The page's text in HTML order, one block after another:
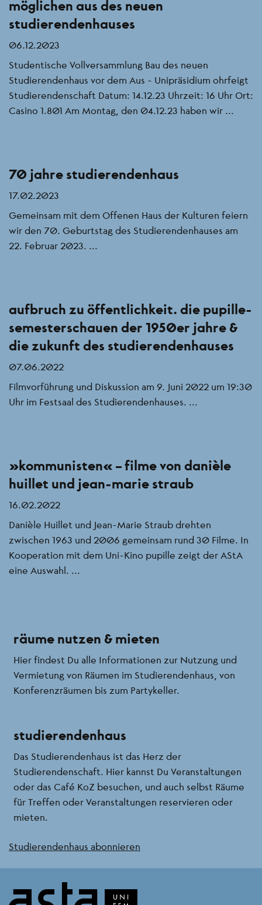
möglichen aus des neuen
studierendenhauses
06.12.2023
Studentische Vollversammlung Bau des neuen
Studierendenhaus vor dem Aus - Unipräsidium ohrfeigt
Studierendenschaft Datum: 14.12.23 Uhrzeit: 16 Uhr Ort:
Casino 1.801 Am Montag, den 04.12.23 haben wir ...
70 jahre studierendenhaus
17.02.2023
Gemeinsam mit dem Offenen Haus der Kulturen feiern
wir den 70. Geburtstag des Studierendenhauses am
22. Februar 2023. ...
aufbruch zu öffentlichkeit. die pupille-
semesterschauen der 1950er jahre &
die zukunft des studierendenhauses
07.06.2022
Filmvorführung und Diskussion am 9. Juni 2022 um 19:30
Uhr im Festsaal des Studierendenhauses. ...
„kommunisten“ – filme von danièle
huillet und jean-marie straub
16.02.2022
Danièle Huillet und Jean-Marie Straub drehten
zwischen 1963 und 2006 gemeinsam rund 30 Filme. In
Kooperation mit dem Uni-Kino pupille zeigt der AStA
eine Auswahl. ...
räume nutzen & mieten
Hier findest Du alle Informationen zur Nutzung und
Vermietung von Räumen im Studierendenhaus, von
Konferenzräumen bis zum Partykeller.
studierendenhaus
Das Studierendenhaus ist das Herz der
Studierendenschaft. Hier kannst Du Veranstaltungen
oder das Café KoZ besuchen, und auch selbst Räume
für Treffen oder Veranstaltungen reservieren oder
mieten.
Studierendenhaus abonnieren